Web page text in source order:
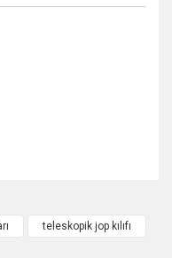
teleskopik jop kılıfı